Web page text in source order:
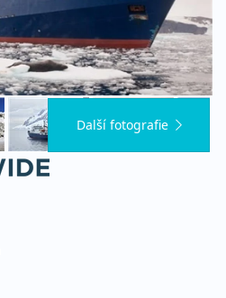
Další fotografie